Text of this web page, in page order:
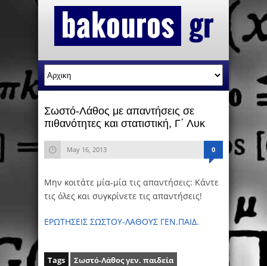
Σωστό-Λάθος με απαντήσεις σε
πιθανότητες και στατιστική, Γ΄ Λυκ
May 16, 2013 0
Μην κοιτάτε μία-μία τις απαντήσεις: Κάντε
τις όλες και συγκρίνετε τις απαντήσεις!
ΕΡΩΤΗΣΕΙΣ ΣΩΣΤΟΥ-ΛΑΘΟΥΣ ΓΕΝ.ΠΑΙΔ.
Tags Σωστό-Λάθος γεν. παιδεία